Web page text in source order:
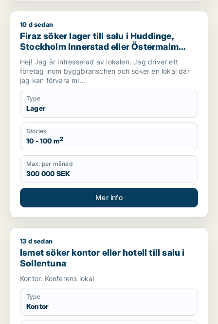
Firaz söker lager till salu i Huddinge, Stockholm Innerstad
10 d sedan
Firaz söker lager till salu i Huddinge,
Stockholm Innerstad eller Östermalm
m.fl.
Hej! Jag är intresserad av lokalen. Jag driver ett
företag inom byggbranschen och söker en lokal där
jag kan förvara mi...
Type
Lager
Storlek
10 - 100 m2
Max. per månad
300 000 SEK
Mer info
Ismet söker kontor eller hotell till salu i Sollentuna
13 d sedan
Ismet söker kontor eller hotell till salu i
Sollentuna
Kontor. Konferens lokal
Type
Kontor